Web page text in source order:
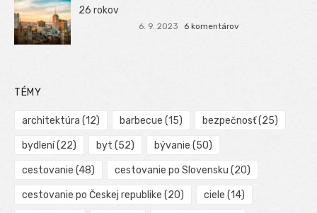
26 rokov
6. 9. 2023 6 komentárov
TÉMY
architektúra (12) barbecue (15) bezpečnosť(25)
bydlení(22) byt (52) bývanie (50)
cestovanie (48) cestovanie po Slovensku (20)
cestovanie po Českej republike (20) ciele (14)